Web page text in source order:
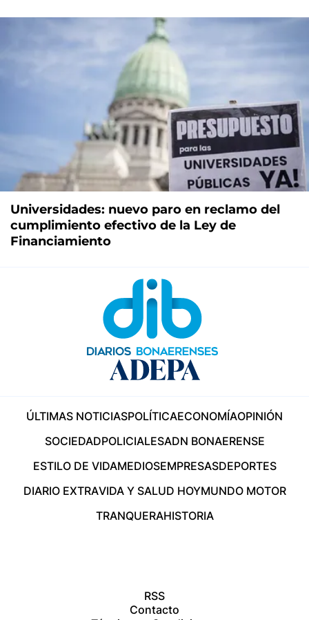
Universidades: nuevo paro en reclamo del
cumplimiento efectivo de la Ley de
Financiamiento
ÚLTIMAS NOTICIASPOLÍTICAECONOMÍAOPINIÓN
SOCIEDADPOLICIALESADN BONAERENSE
ESTILO DE VIDAMEDIOSEMPRESASDEPORTES
DIARIO EXTRAVIDA Y SALUD HOYMUNDO MOTOR
TRANQUERAHISTORIA
RSS
Contacto